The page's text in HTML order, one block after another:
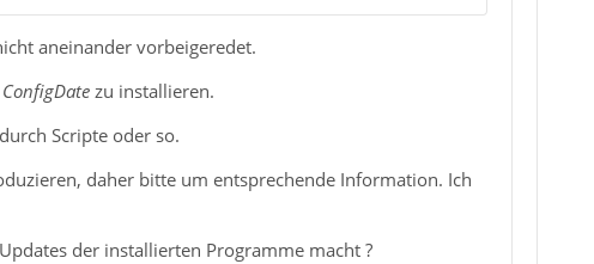
aneinander vorbeigeredet.
ConfigDatezu installieren.
Scripte oder so.
daher bitte um entsprechende Information. Ich
der installierten Programme macht ?